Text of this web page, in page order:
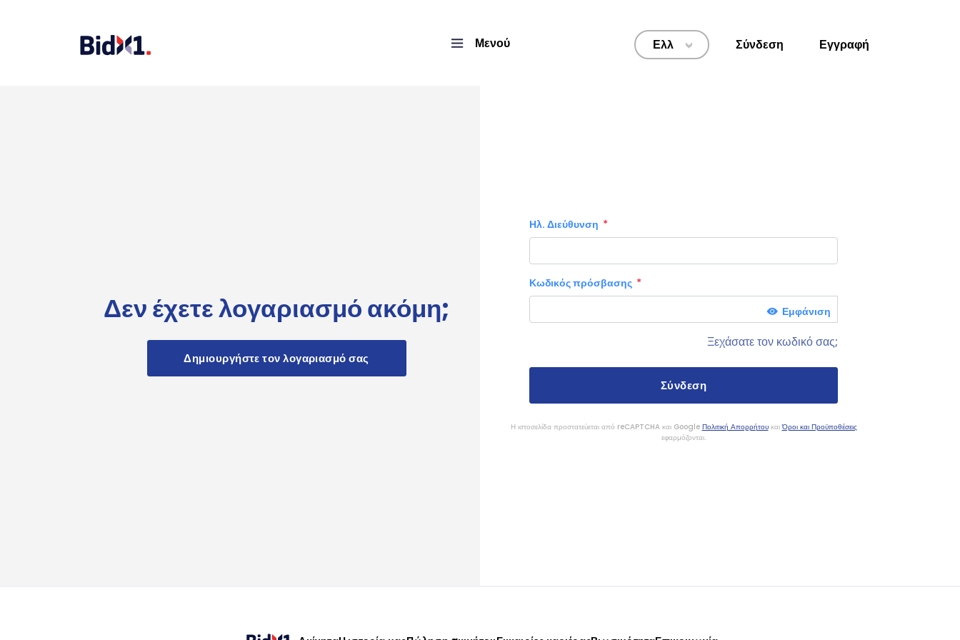
Μενού Ελλ > Σύνδεση Εγγραφή
Δεν έχετε λογαριασμό ακόμη;
Δημιουργήστε τον λογαριασμό σας
Ηλ. Διεύθυνση
Κωδικός πρόσβασης
Εμφάνιση
Ξεχάσατε τον κωδικό σας;
Η ιστοσελίδα προστατεύεται από reCAPTCHA και Google Πολιτική ΑπορρήτουκαιΌροι και Προϋποθέσεις
εφαρμόζονται.